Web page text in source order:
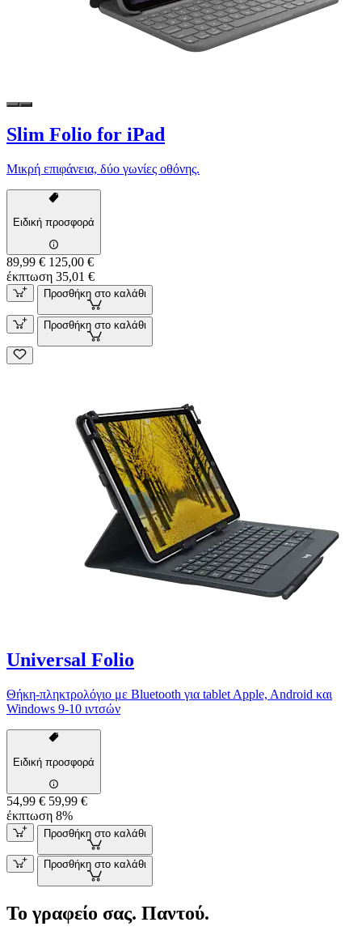
Slim Folio for iPad
Μικρή επιφάνεια, δύο γωνίες οθόνης.
Ειδική προσφορά
89,99 € 125,00 €
έκπτωση 35,01 €
Προσθήκη στο καλάθι
Προσθήκη στο καλάθι
Universal Folio
Θήκη-πληκτρολόγιο με Bluetooth για tablet Apple, Android και
Windows 9-10 ιντσών
Ειδική προσφορά
54,99 € 59,99 €
έκπτωση 8%
Προσθήκη στο καλάθι
Προσθήκη στο καλάθι
Το γραφείο σας. Παντού.